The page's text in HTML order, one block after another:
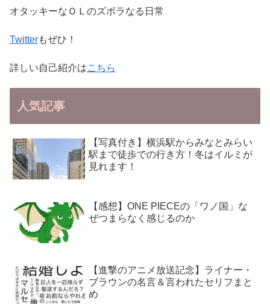
オタッキーなＯＬのズボラなる日常
Twitterもぜひ！
詳しい自己紹介はこちら
人気記事
【写真付き】横浜駅からみなとみらい
駅まで徒歩での行き方！冬はイルミが
見れます！
【感想】ONE PIECEの「ワノ国」な
ぜつまらなく感じるのか
【進撃のアニメ放送記念】ライナー・
ブラウンの名言＆言われたセリフまと
め